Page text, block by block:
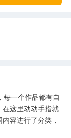
每一个作品都有自
在这里动动手指就
容进行了分类，